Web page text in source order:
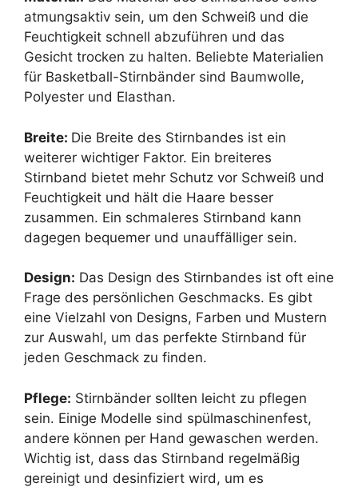
atmungsaktiv sein, um den Schweiß und die
Feuchtigkeit schnell abzuführen und das
Gesicht trocken zu halten. Beliebte Materialien
für Basketball-Stirnbänder sind Baumwolle,
Polyester und Elasthan.
Breite: Die Breite des Stirnbandes ist ein
weiterer wichtiger Faktor. Ein breiteres
Stirnband bietet mehr Schutz vor Schweiß und
Feuchtigkeit und hält die Haare besser
zusammen. Ein schmaleres Stirnband kann
dagegen bequemer und unauffälliger sein.
Design: Das Design des Stirnbandes ist oft eine
Frage des persönlichen Geschmacks. Es gibt
eine Vielzahl von Designs, Farben und Mustern
zur Auswahl, um das perfekte Stirnband für
jeden Geschmack zu finden.
Pflege: Stirnbänder sollten leicht zu pflegen
sein. Einige Modelle sind spülmaschinenfest,
andere können per Hand gewaschen werden.
Wichtig ist, dass das Stirnband regelmäßig
gereinigt und desinfiziert wird, um es